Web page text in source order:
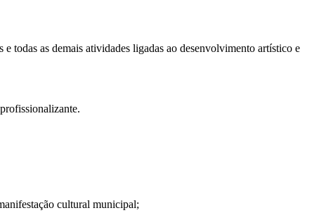
todas as demais atividades ligadas ao desenvolvimento artístico e
cultural municipal;